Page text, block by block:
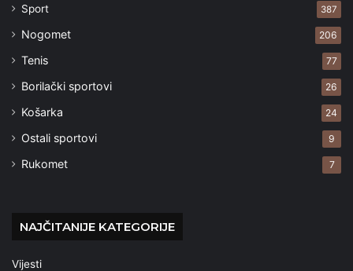
Sport 387
Nogomet 206
Tenis 77
Borilački sportovi 26
Košarka 24
Ostali sportovi 9
Rukomet 7
NAJČITANIJE KATEGORIJE
Vijesti